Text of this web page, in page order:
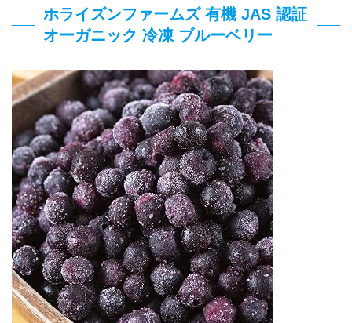
ホライズンファームズ 有機 JAS 認証
オーガニック 冷凍 ブルーベリー